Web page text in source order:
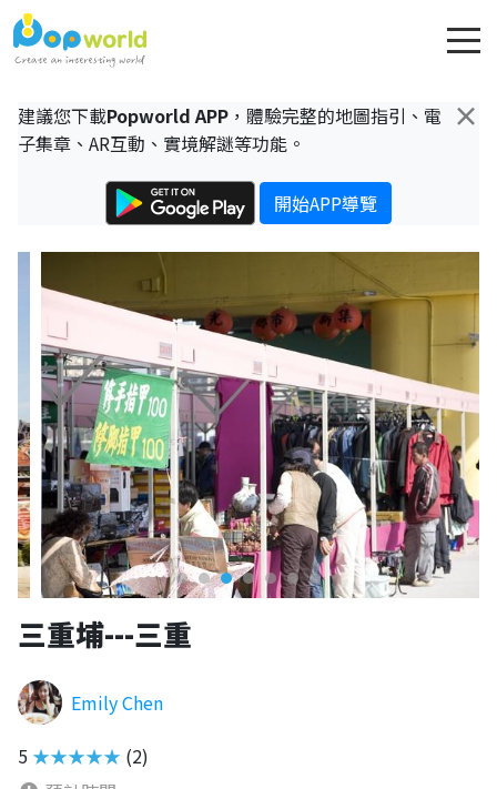
×
建議您下載Popworld APP ，體驗完整的地圖指引、電
子集章、AR互動、實境解謎等功能。
開始APP導覽
三重埔---三重
Emily Chen
5 ★★★★★ (2)